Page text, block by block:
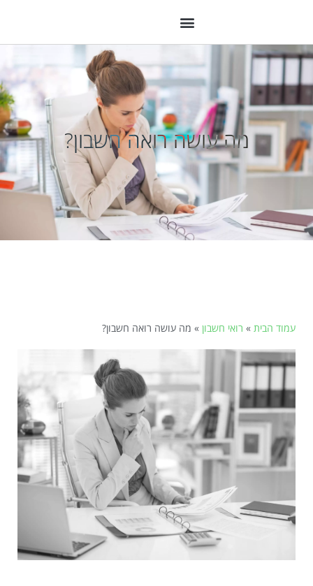
מה עושה רואה חשבון?
עמוד הבית » רואי חשבון » מה עושה רואה חשבון?